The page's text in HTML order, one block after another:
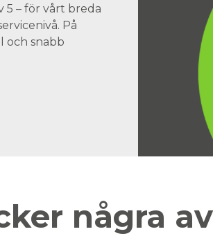
5 – för vårt breda
På
och snabb
några